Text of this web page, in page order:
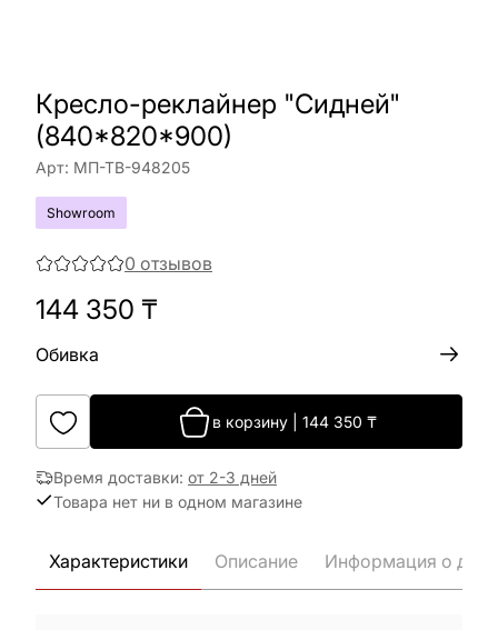
Кресло-реклайнер "Сидней"
(840*820*900)
Арт: МП-ТВ-948205
Showroom
0 отзывов
144 350 ₸
Обивка
в корзину| 144 350 ₸
Время доставки: от 2-3 дней
Товара нет ни в одном магазине
Характеристики Описание Информация о